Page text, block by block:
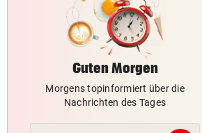
Guten Morgen
Morgens topinformiert über die
Nachrichten des Tages